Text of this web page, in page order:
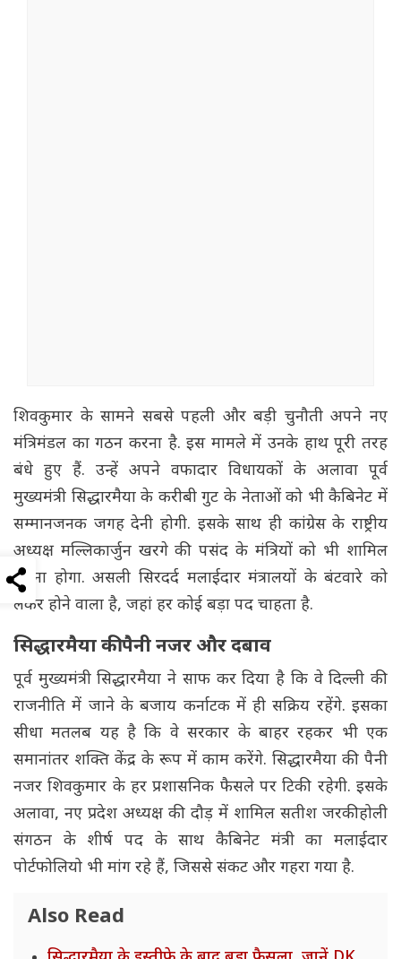
शिवकुमार के सामने सबसे पहली और बड़ी चुनौती अपने नए
मंत्रिमंडल का गठन करना है. इस मामले में उनके हाथ पूरी तरह
बंधे हुए हैं. उन्हें अपने वफादार विधायकों के अलावा पूर्व
मुख्यमंत्री सिद्धारमैया के करीबी गुट के नेताओं को भी कैबिनेट में
सम्मानजनक जगह देनी होगी. इसके साथ ही कांग्रेस के राष्ट्रीय
अध्यक्ष मल्लिकार्जुन खरगे की पसंद के मंत्रियों को भी शामिल
करना होगा. असली सिरदर्द मलाईदार मंत्रालयों के बंटवारे को
लेकर होने वाला है, जहां हर कोई बड़ा पद चाहता है.
सिद्धारमैया की पैनी नजर और दबाव
पूर्व मुख्यमंत्री सिद्धारमैया ने साफ कर दिया है कि वे दिल्ली की
राजनीति में जाने के बजाय कर्नाटक में ही सक्रिय रहेंगे. इसका
सीधा मतलब यह है कि वे सरकार के बाहर रहकर भी एक
समानांतर शक्ति केंद्र के रूप में काम करेंगे. सिद्धारमैया की पैनी
नजर शिवकुमार के हर प्रशासनिक फैसले पर टिकी रहेगी. इसके
अलावा, नए प्रदेश अध्यक्ष की दौड़ में शामिल सतीश जरकीहोली
संगठन के शीर्ष पद के साथ कैबिनेट मंत्री का मलाईदार
पोर्टफोलियो भी मांग रहे हैं, जिससे संकट और गहरा गया है.
Also Read